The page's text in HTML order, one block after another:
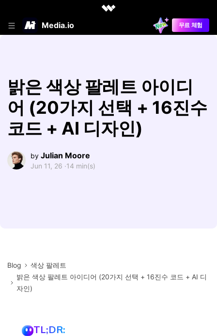
Media.io 무료 체험
밝은 색상 팔레트 아이디
어 (20가지 선택 + 16진수
코드 + AI 디자인)
by Julian Moore
Jun 11, 26 ·14 min(s)
Blog
색상 팔레트
밝은 색상 팔레트 아이디어 (20가지 선택 + 16진수 코드 + AI 디
자인)
TL;DR: